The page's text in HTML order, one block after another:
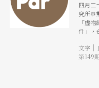
四月二
究所畢
「虛
件」，
彙。」
基金會
文字 |
第149